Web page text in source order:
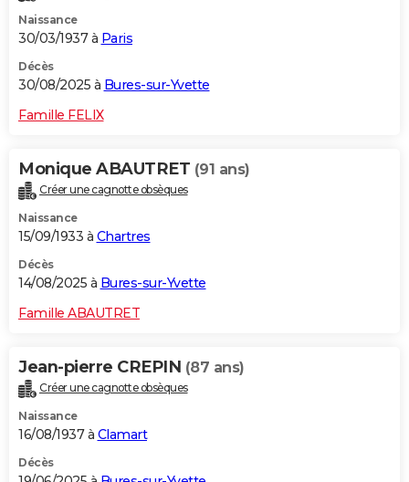
Naissance
30/03/1937 à Paris
Décès
30/08/2025 à Bures-sur-Yvette
Famille FELIX
Monique ABAUTRET (91 ans)
Créer une cagnotte obsèques
Naissance
15/09/1933 à Chartres
Décès
14/08/2025 à Bures-sur-Yvette
Famille ABAUTRET
Jean-pierre CREPIN (87 ans)
Créer une cagnotte obsèques
Naissance
16/08/1937 à Clamart
Décès